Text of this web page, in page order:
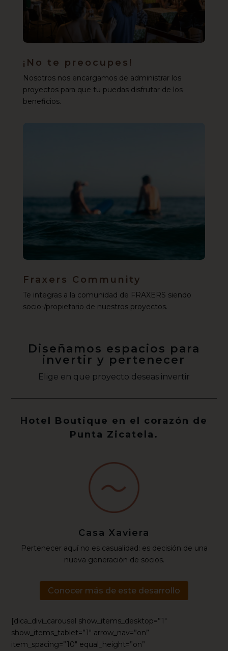
¡No te preocupes!
Nosotros nos encargamos de administrar los
proyectos para que tu puedas disfrutar de los
beneficios.
Fraxers Community
Te integras a la comunidad de FRAXERS siendo
socio-/propietario de nuestros proyectos.
Diseñamos espacios para
invertir y pertenecer
Elige en que proyecto deseas invertir
Hotel Boutique en el corazón de
Punta Zicatela.
Casa Xaviera
Pertenecer aquí no es casualidad: es decisión de una
nueva generación de socios.
Conocer más de este desarrollo
[dica_divi_carousel show_items_desktop=”1″
show_items_tablet=”1″ arrow_nav=”on”
item_spacing=”10″ equal_height=”on”